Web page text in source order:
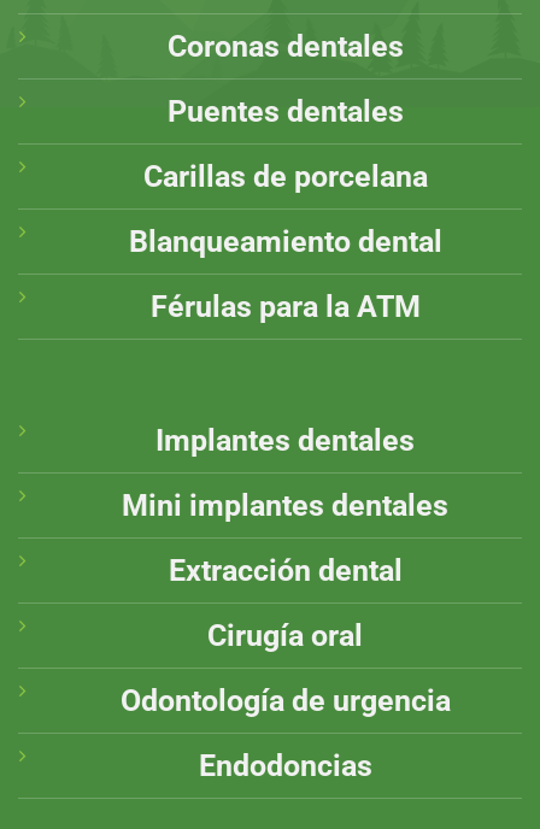
Coronas dentales
Puentes dentales
Carillas de porcelana
Blanqueamiento dental
Férulas para la ATM
Implantes dentales
Mini implantes dentales
Extracción dental
Cirugía oral
Odontología de urgencia
Endodoncias